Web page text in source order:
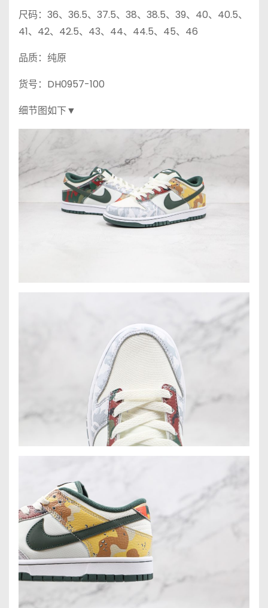
尺码：36、36.5、37.5、38、38.5、39、40、40.5、
41、42、42.5、43、44、44.5、45、46
品质：纯原
货号：DH0957-100
细节图如下▼